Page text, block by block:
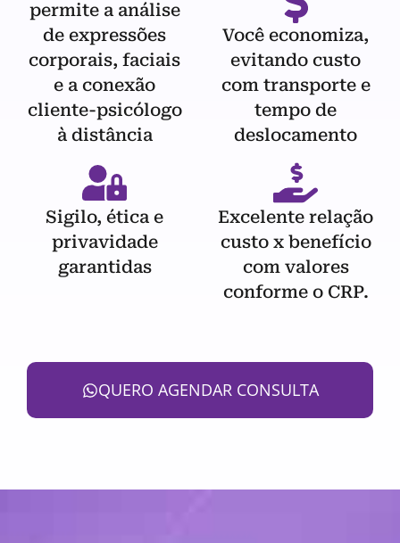
permite a análise
de expressões
corporais, faciais
e a conexão
cliente-psicólogo
à distância
Sigilo, ética e
privavidade
garantidas
Você economiza,
evitando custo
com transporte e
tempo de
deslocamento
Excelente relação
custo x benefício
com valores
conforme o CRP.
QUERO AGENDAR CONSULTA